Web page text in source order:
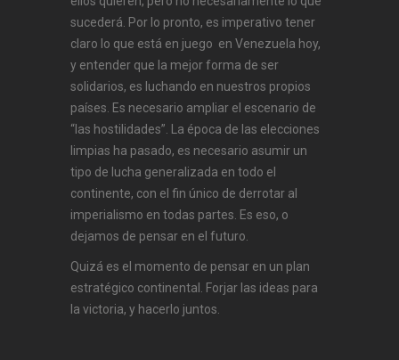
sucederá. Por lo pronto, es imperativo tener
claro lo que está en juego en Venezuela hoy,
y entender que la mejor forma de ser
solidarios, es luchando en nuestros propios
países. Es necesario ampliar el escenario de
“las hostilidades”. La época de las elecciones
limpias ha pasado, es necesario asumir un
tipo de lucha generalizada en todo el
continente, con el fin único de derrotar al
imperialismo en todas partes. Es eso, o
dejamos de pensar en el futuro.
Quizá es el momento de pensar en un plan
estratégico continental. Forjar las ideas para
la victoria, y hacerlo juntos.